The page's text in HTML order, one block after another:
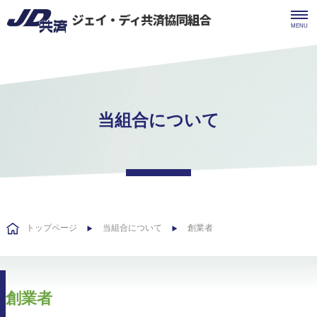
MENU
当組合について
トップページ 当組合について 創業者
創業者